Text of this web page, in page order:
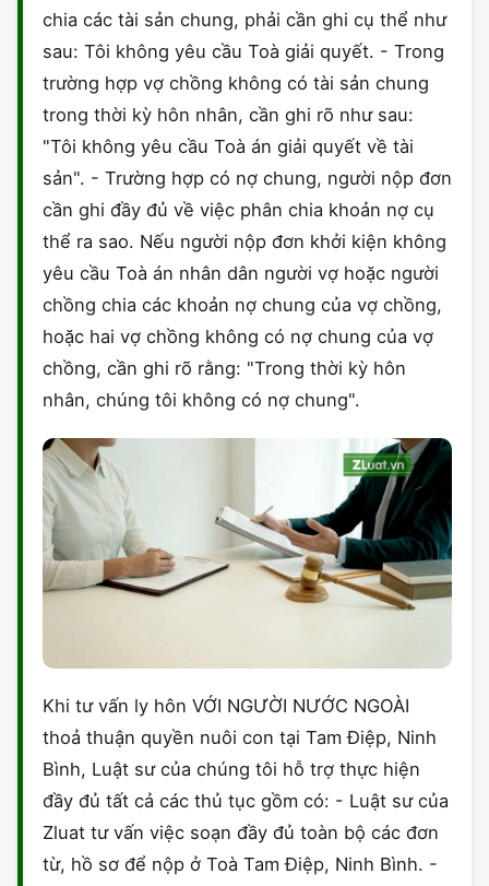
chia các tài sản chung, phải cần ghi cụ thể như
sau: Tôi không yêu cầu Toà giải quyết. - Trong
trường hợp vợ chồng không có tài sản chung
trong thời kỳ hôn nhân, cần ghi rõ như sau:
"Tôi không yêu cầu Toà án giải quyết về tài
sản". - Trường hợp có nợ chung, người nộp đơn
cần ghi đầy đủ về việc phân chia khoản nợ cụ
thể ra sao. Nếu người nộp đơn khởi kiện không
yêu cầu Toà án nhân dân người vợ hoặc người
chồng chia các khoản nợ chung của vợ chồng,
hoặc hai vợ chồng không có nợ chung của vợ
chồng, cần ghi rõ rằng: "Trong thời kỳ hôn
nhân, chúng tôi không có nợ chung".
Khi tư vấn ly hôn VỚI NGƯỜI NƯỚC NGOÀI
thoả thuận quyền nuôi con tại Tam Điệp, Ninh
Bình, Luật sư của chúng tôi hỗ trợ thực hiện
đầy đủ tất cả các thủ tục gồm có: - Luật sư của
Zluat tư vấn việc soạn đầy đủ toàn bộ các đơn
từ, hồ sơ để nộp ở Toà Tam Điệp, Ninh Bình. -